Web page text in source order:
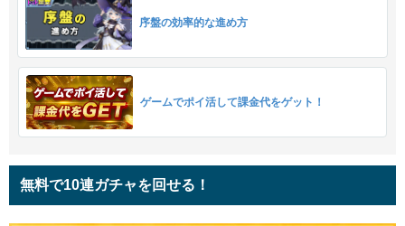
序盤の効率的な進め方
ゲームでポイ活して課金代をゲット！
無料で10連ガチャを回せる！